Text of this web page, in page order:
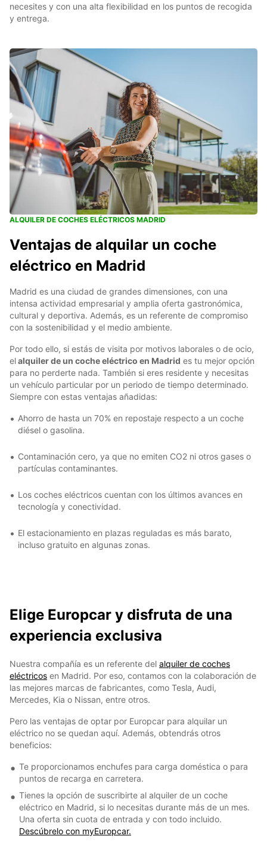
necesites y con una alta flexibilidad en los puntos de recogida
y entrega.
ALQUILER DE COCHES ELÉCTRICOS MADRID
Ventajas de alquilar un coche
eléctrico en Madrid
Madrid es una ciudad de grandes dimensiones, con una
intensa actividad empresarial y amplia oferta gastronómica,
cultural y deportiva. Además, es un referente de compromiso
con la sostenibilidad y el medio ambiente.
Por todo ello, si estás de visita por motivos laborales o de ocio,
elalquiler de un coche eléctrico en Madrid es tu mejor opción
para no perderte nada. También si eres residente y necesitas
un vehículo particular por un periodo de tiempo determinado.
Siempre con estas ventajas añadidas:
Ahorro de hasta un 70% en repostaje respecto a un coche
diésel o gasolina.
Contaminación cero, ya que no emiten CO2 ni otros gases o
partículas contaminantes.
Los coches eléctricos cuentan con los últimos avances en
tecnología y conectividad.
El estacionamiento en plazas reguladas es más barato,
incluso gratuito en algunas zonas.
Elige Europcar y disfruta de una
experiencia exclusiva
Nuestra compañía es un referente del alquiler de coches
eléctricos en Madrid. Por eso, contamos con la colaboración de
las mejores marcas de fabricantes, como Tesla, Audi,
Mercedes, Kia o Nissan, entre otros.
Pero las ventajas de optar por Europcar para alquilar un
eléctrico no se quedan aquí. Además, obtendrás otros
beneficios:
Te proporcionamos enchufes para carga doméstica o para
puntos de recarga en carretera.
Tienes la opción de suscribirte al alquiler de un coche
eléctrico en Madrid, si lo necesitas durante más de un mes.
Una oferta sin cuota de entrada y con todo incluido.
Descúbrelo con myEuropcar.